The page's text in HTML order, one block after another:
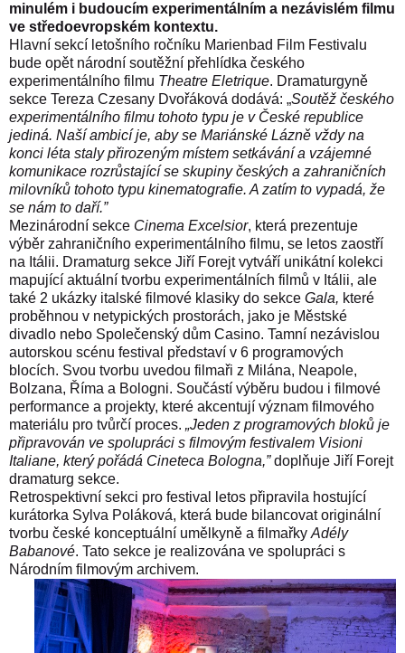
minulém i budoucím experimentálním a nezávislém filmu
ve středoevropském kontextu.
Hlavní sekcí letošního ročníku Marienbad Film Festivalu
bude opět národní soutěžní přehlídka českého
experimentálního filmu Theatre Eletrique. Dramaturgyně
sekce Tereza Czesany Dvořáková dodává: „Soutěž českého
experimentálního filmu tohoto typu je v České republice
jediná. Naší ambicí je, aby se Mariánské Lázně vždy na
konci léta staly přirozeným místem setkávání a vzájemné
komunikace rozrůstající se skupiny českých a zahraničních
milovníků tohoto typu kinematografie. A zatím to vypadá, že
se nám to daří.”
Mezinárodní sekce Cinema Excelsior, která prezentuje
výběr zahraničního experimentálního filmu, se letos zaostří
na Itálii. Dramaturg sekce Jiří Forejt vytváří unikátní kolekci
mapující aktuální tvorbu experimentálních filmů v Itálii, ale
také 2 ukázky italské filmové klasiky do sekce Gala, které
proběhnou v netypických prostorách, jako je Městské
divadlo nebo Společenský dům Casino. Tamní nezávislou
autorskou scénu festival představí v 6 programových
blocích. Svou tvorbu uvedou filmaři z Milána, Neapole,
Bolzana, Říma a Bologni. Součástí výběru budou i filmové
performance a projekty, které akcentují význam filmového
materiálu pro tvůrčí proces. „Jeden z programových bloků je
připravován ve spolupráci s filmovým festivalem Visioni
Italiane, který pořádá Cineteca Bologna,”doplňuje Jiří Forejt
dramaturg sekce.
Retrospektivní sekci pro festival letos připravila hostující
kurátorka Sylva Poláková, která bude bilancovat originální
tvorbu české konceptuální umělkyně a filmařkyAdély
Babanové. Tato sekce je realizována ve spolupráci s
Národním filmovým archivem.